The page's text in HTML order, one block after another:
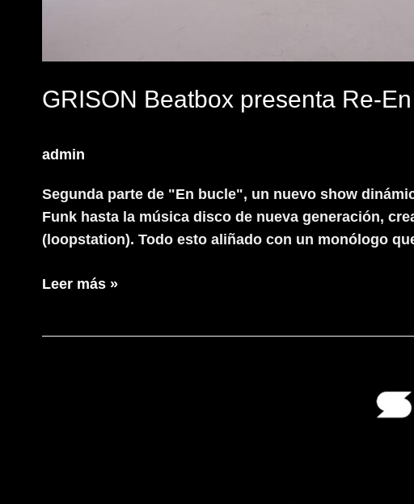
GRISON Beatbox presenta Re-
admin
Segunda parte de "En bucle", un nuevo show
Funk hasta la música disco de nueva generación,
(loopstation). Todo esto aliñado con un monólogo
GRISON
Leer más »